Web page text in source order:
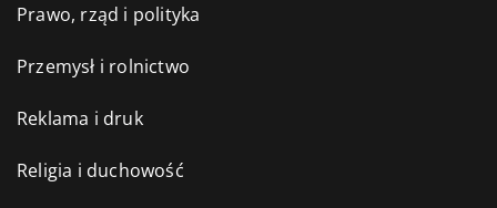
Prawo, rząd i polityka
Przemysł i rolnictwo
Reklama i druk
Religia i duchowość